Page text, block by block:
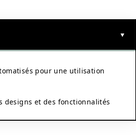
pour une utilisation
designs et des fonctionnalités